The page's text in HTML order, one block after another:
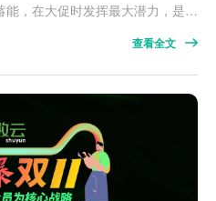
双11即将到来，如何释放会员蓄能，在大促时发挥最大潜力，是商家在这个时间点最关注的问题。 如何赢！如何更好以“会员经营”策略，制胜双11！数云陪着你。 第一期，我们带大家了解为何要“搞会员”？ 随着2021年《个保法》出台，各平台运营重心有了明显的调整。这些调整和变化，都决定了品牌会员成为运营的核心。 会员拥有着合法的运营身份、丰富的权益体验，更有助于品牌的跨平台打通&全渠道运营。 关键动…
查看全文